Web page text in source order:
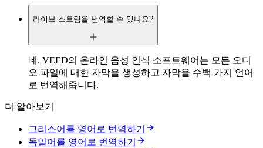
라이브 스트림을 번역할 수 있나요?
네. VEED의 온라인 음성 인식 소프트웨어는 모든 오디
오 파일에 대한 자막을 생성하고 자막을 수백 가지 언어
로 번역해줍니다.
더 알아보기
그리스어를 영어로 번역하기
독일어를 영어로 번역하기